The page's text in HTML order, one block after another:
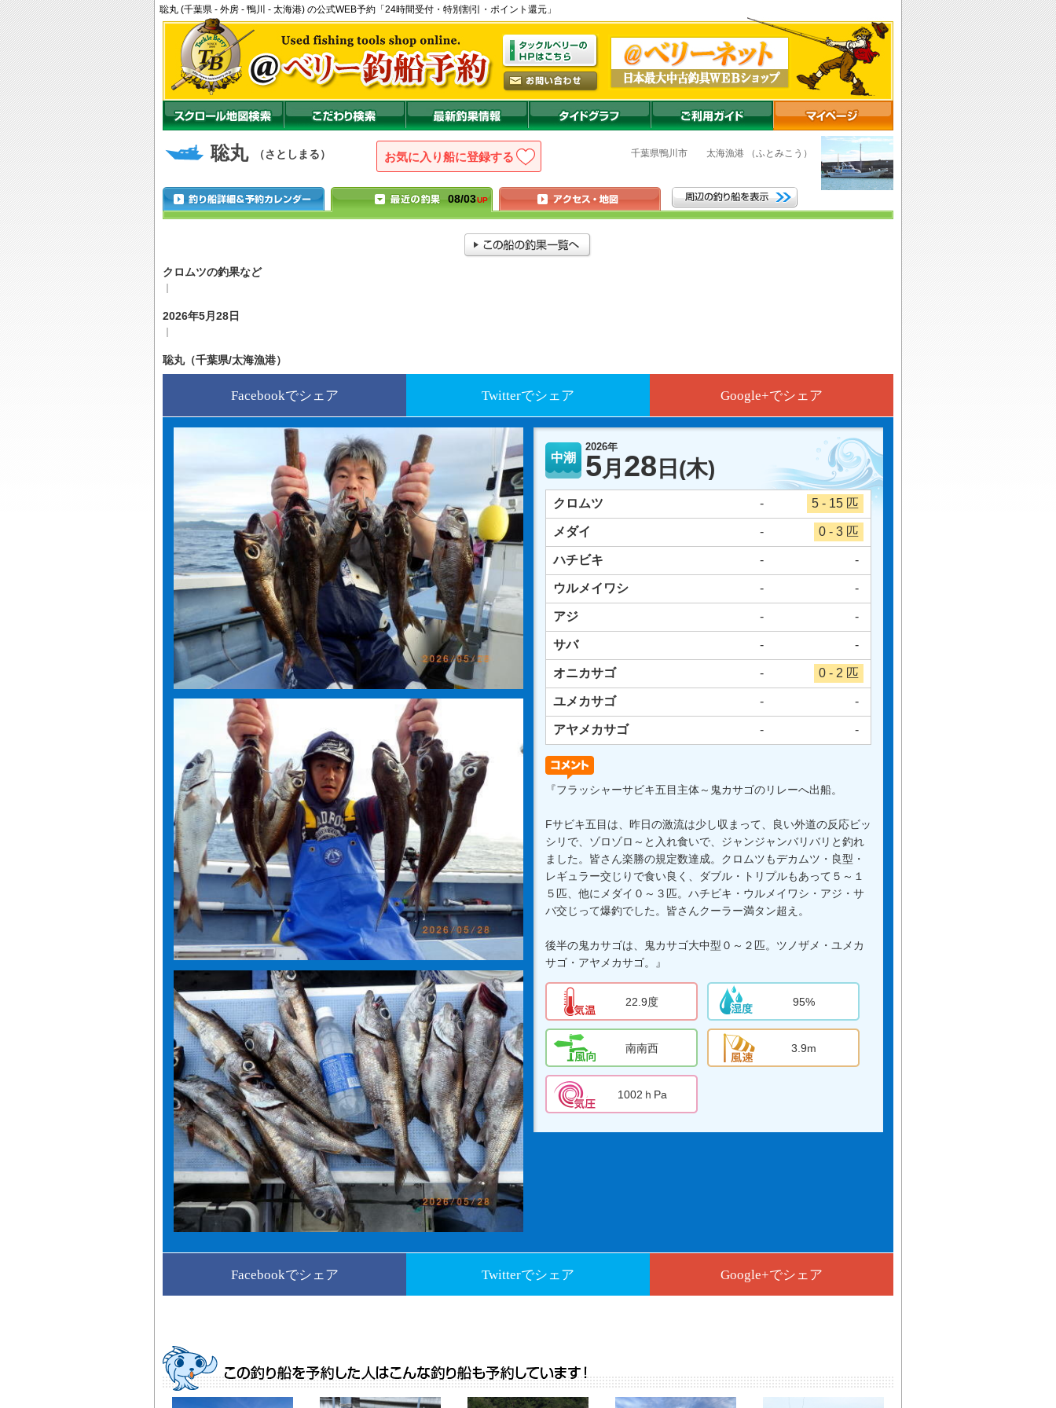
聡丸 (千葉県 - 外房 - 鴨川 - 太海港) の公式WEB予約「24時間受付・特別割引・ポイント還元」
聡丸 （さとしまる） お気に入り船に登録 千葉県鴨川市 太海漁港 （ふとみこう）
08/03UP
クロムツの釣果など
2026年5月28日
聡丸（千葉県/太海漁港）
Facebookでシェア Twitterでシェア Google+でシェア
中潮
2026年
5月 28 日 (木)
クロムツ - 5 - 15 匹
メダイ - 0 - 3 匹
ハチビキ - -
ウルメイワシ - -
アジ - -
サバ - -
オニカサゴ - 0 - 2 匹
ユメカサゴ - -
アヤメカサゴ - -
『フラッシャーサビキ五目主体～鬼カサゴのリレーへ出船。
Fサビキ五目は、昨日の激流は少し収まって、良い外道の反応ビッ
シリで、ゾロゾロ～と入れ食いで、ジャンジャンバリバリと釣れ
ました。皆さん楽勝の規定数達成。クロムツもデカムツ・良型・
レギュラー交じりで食い良く、ダブル・トリプルもあって５～１
５匹、他にメダイ０～３匹。ハチビキ・ウルメイワシ・アジ・サ
バ交じって爆釣でした。皆さんクーラー満タン超え。
後半の鬼カサゴは、鬼カサゴ大中型０～２匹。ツノザメ・ユメカ
サゴ・アヤメカサゴ。』
22.9度 95%
南南西 3.9m
1002ｈPa
Facebookでシェア Twitterでシェア Google+でシェア